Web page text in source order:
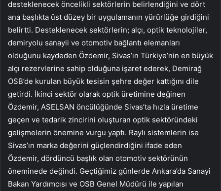
desteklenecek öncelikli sektörlerin belirlendiğini ve dört
ana başlıkta üst düzey bir uygulamanın yürürlüğe girdiğini
belirtti. Desteklenecek sektörlerin; alçı, optik teknolojiler,
demiryolu sanayii ve otomotiv bağlantı elemanları
olduğunu kaydeden Özdemir, Sivas’ın Türkiye’nin en büyük
alçı rezervlerine sahip olduğuna işaret ederek, Demirağ
OSB’de kurulan büyük tesisin şehre değer kattığını dile
getirdi. İkinci sektör olarak optik üretimine değinen
Özdemir, ASELSAN öncülüğünde Sivas’ta hızla üretime
geçen ve tedarik zincirini oluşturan optik sektöründeki
gelişmelerin önemine vurgu yaptı. Raylı sistemlerin ise
Sivas’ın marka değerini güçlendirdiğini ifade eden
Özdemir, dördüncü başlık olan otomotiv sektörünün
öneminede değindi. Geçtiğimiz günlerde Ankara’da Sanayi
Bakan Yardımcısı ve OSB Genel Müdürü ile yapılan